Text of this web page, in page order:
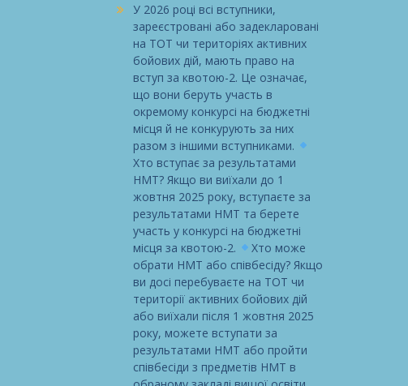
У 2026 році всі вступники,
зареєстровані або задекларовані
на ТОТ чи територіях активних
бойових дій, мають право на
вступ за квотою-2. Це означає,
що вони беруть участь в
окремому конкурсі на бюджетні
місця й не конкурують за них
разом з іншими вступниками.
Хто вступає за результатами
НМТ? Якщо ви виїхали до 1
жовтня 2025 року, вступаєте за
результатами НМТ та берете
участь у конкурсі на бюджетні
місця за квотою-2.
Хто може
обрати НМТ або співбесіду? Якщо
ви досі перебуваєте на ТОТ чи
території активних бойових дій
або виїхали після 1 жовтня 2025
року, можете вступати за
результатами НМТ або пройти
співбесіди з предметів НМТ в